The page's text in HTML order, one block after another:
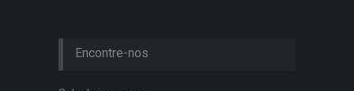
Encontre-nos